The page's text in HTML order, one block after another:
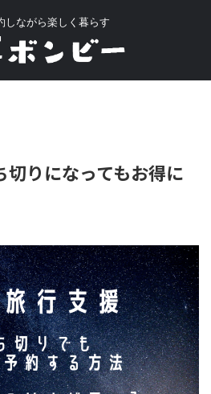
しながら楽しく暮らす
切りになってもお得に